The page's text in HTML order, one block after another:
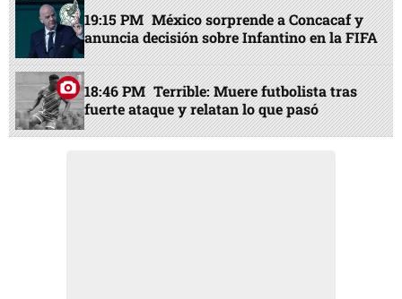
19:15 PM México sorprende a Concacaf y
anuncia decisión sobre Infantino en la FIFA
18:46 PM Terrible: Muere futbolista tras
fuerte ataque y relatan lo que pasó